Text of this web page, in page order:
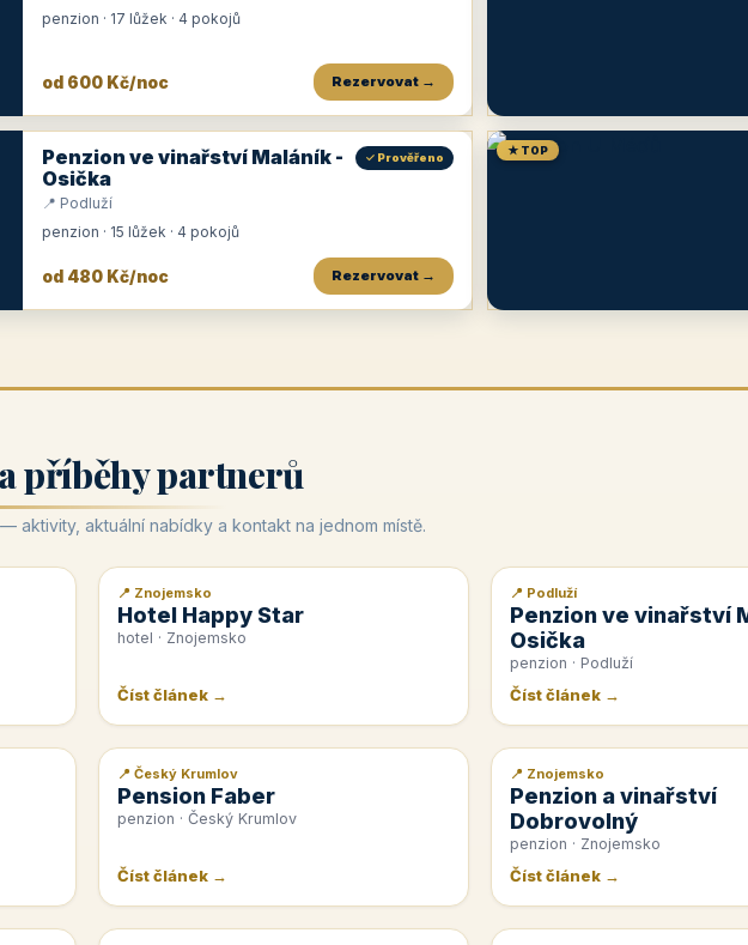
penzion · 17 lůžek · 4 pokojů
od 600 Kč/noc Rezervovat →
Penzion ve vinařství Maláník -
Osička
✓ Prověřeno
📍 Podluží
penzion · 15 lůžek · 4 pokojů
od 480 Kč/noc Rezervovat →
★ TOP
příběhy partnerů
aktuální nabídky a kontakt na jednom místě.
📰 PR článek
📍 Znojemsko
Hotel Happy Star
hotel · Znojemsko
Číst článek →
📰 PR článek
📍 Podluží
Penzion ve vinařství
Osička
penzion · Podluží
Číst článek →
📰 PR článek
📍 Český Krumlov
Pension Faber
penzion · Český Krumlov
Číst článek →
📰 PR článek
📍 Znojemsko
Penzion a vinařství
Dobrovolný
penzion · Znojemsko
Číst článek →